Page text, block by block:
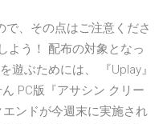
で、その点はご注意くださ
よう！ 配布の対象となっ
遊ぶためには、 『Uplay』
PC版『アサシン クリー
ンドが今週末に実施され